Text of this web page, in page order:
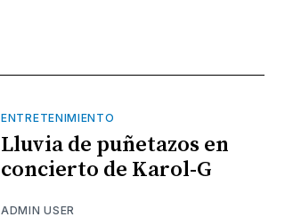
ENTRETENIMIENTO
Lluvia de puñetazos en
concierto de Karol-G
ADMIN USER